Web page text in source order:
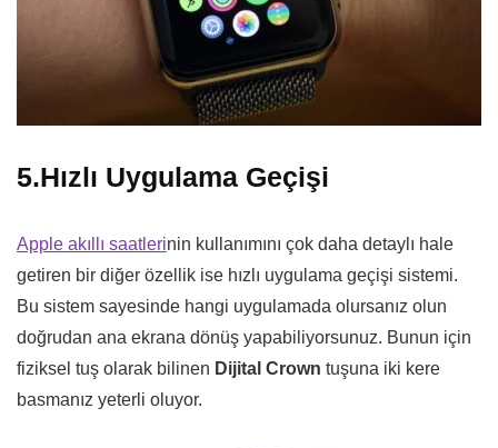
5.Hızlı Uygulama Geçişi
Apple akıllı saatlerinin kullanımını çok daha detaylı hale
getiren bir diğer özellik ise hızlı uygulama geçişi sistemi.
Bu sistem sayesinde hangi uygulamada olursanız olun
doğrudan ana ekrana dönüş yapabiliyorsunuz. Bunun için
fiziksel tuş olarak bilinen Dijital Crown tuşuna iki kere
basmanız yeterli oluyor.